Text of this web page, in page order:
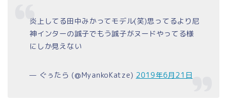
炎上してる田中みかってモデル(笑)思ってるより尼
神インターの誠子でもう誠子がヌードやってる様
にしか見えない
— ぐぅたら (@MyankoKatze) 2019年6月21日